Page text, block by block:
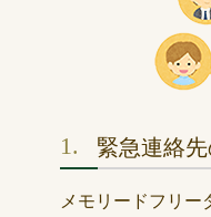
1. 緊急連絡
メモリードフリー